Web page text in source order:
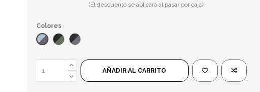
(El descuento se aplicará al pasar por caja)
Colores
Azul/Sky Negro
Havana/Verde
Negro/Negro
AÑADIR AL CARRITO